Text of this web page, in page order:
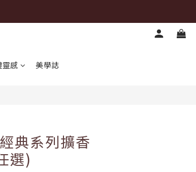
靈感 美學誌
典系列擴香
選)